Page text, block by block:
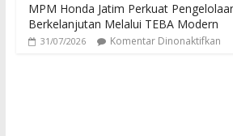
MPM Honda Jatim Perkuat
Berkelanjutan Melalui TEBA Modern
31/07/2026 Komentar Dinonaktifkan